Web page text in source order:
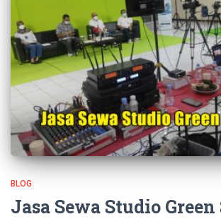
BLOG
Jasa Sewa Studio Green